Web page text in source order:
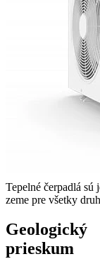
Tepelné čerpadlá
zeme pre všetky
Geologický
prieskum